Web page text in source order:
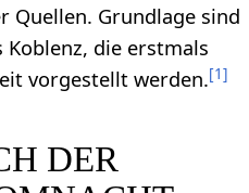
Quellen. Grundlage sind
Koblenz, die erstmals
vorgestellt werden.[1]
DER